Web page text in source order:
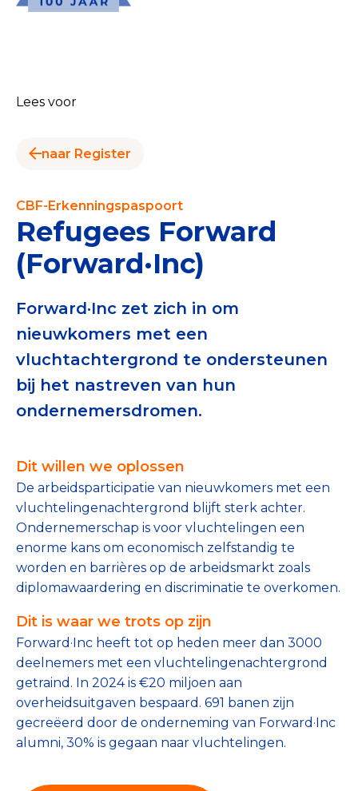
CBF-Erkenning aanvragen
Publiek
Veilig geven met het CBF-keurmerk
Check het CBF-keurmerk van een goed doel
Download de Geef Gerust Checklist
Tips bij doneren: zo geef je veilig
Data & Onderzoek
CBF-publicaties
State of the Sector
Het Nederlandse Donateurspanel
Check keurmerk goede doelen
Collecterooster/wervingrooster
Lees voor
naar Register
CBF-Erkenningspaspoort
Refugees Forward
(Forward·Inc)
Forward·Inc zet zich in om
nieuwkomers met een
vluchtachtergrond te ondersteunen
bij het nastreven van hun
ondernemersdromen.
Dit willen we oplossen
De arbeidsparticipatie van nieuwkomers met een
vluchtelingenachtergrond blijft sterk achter.
Ondernemerschap is voor vluchtelingen een
enorme kans om economisch zelfstandig te
worden en barrières op de arbeidsmarkt zoals
diplomawaardering en discriminatie te overkomen.
Dit is waar we trots op zijn
Forward·Inc heeft tot op heden meer dan 3000
deelnemers met een vluchtelingenachtergrond
getraind. In 2024 is €20 miljoen aan
overheidsuitgaven bespaard. 691 banen zijn
gecreëerd door de onderneming van Forward·Inc
alumni, 30% is gegaan naar vluchtelingen.